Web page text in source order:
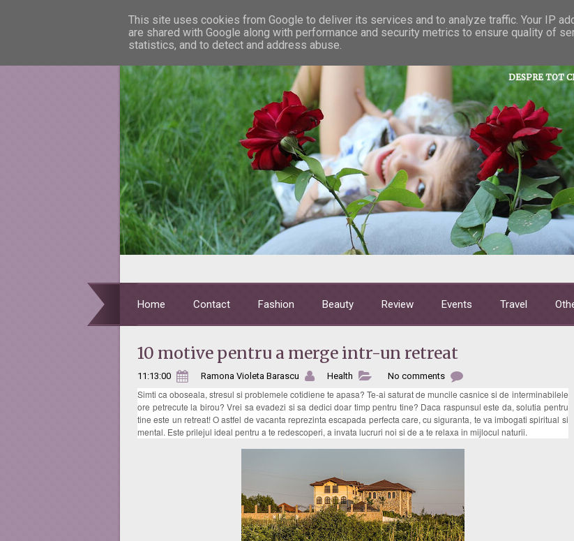
La
DESPRE TOT
Home Contact Fashion Beauty Review Events Travel
10 motive pentru a merge intr-un retreat
11:13:00 Ramona Violeta Barascu Health No comments
Simti ca oboseala, stresul si problemele cotidiene te apasa? Te-ai saturat de muncile casnice si de interminabilele
ore petrecute la birou? Vrei sa evadezi si sa dedici doar timp pentru tine? Daca raspunsul este da, solutia pentru
tine este un retreat! O astfel de vacanta reprezinta escapada perfecta care, cu siguranta, te va imbogati spiritual si
mental. Este prilejul ideal pentru a te redescoperi, a invata lucruri noi si de a te relaxa in mijlocul naturii.
This site uses cookies from Google to deliver its services and to analyze traffic. Your IP
are shared with Google along with performance and security metrics to ensure quality of
statistics, and to detect and address abuse.